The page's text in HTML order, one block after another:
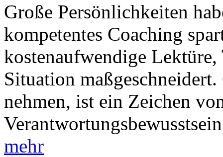
Große Persönlichkeiten
kompetentes Coaching
kostenaufwendige
Situation
nehmen, ist ein Zeichen
mehr